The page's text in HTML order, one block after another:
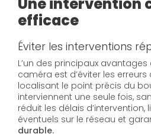
efficace
Éviter les interventions
L’un des principaux avantages
caméra est d’éviter les erreurs
localisant le point précis du
interviennent une seule fois,
réduit les délais
éventuels sur le réseau et
durable.